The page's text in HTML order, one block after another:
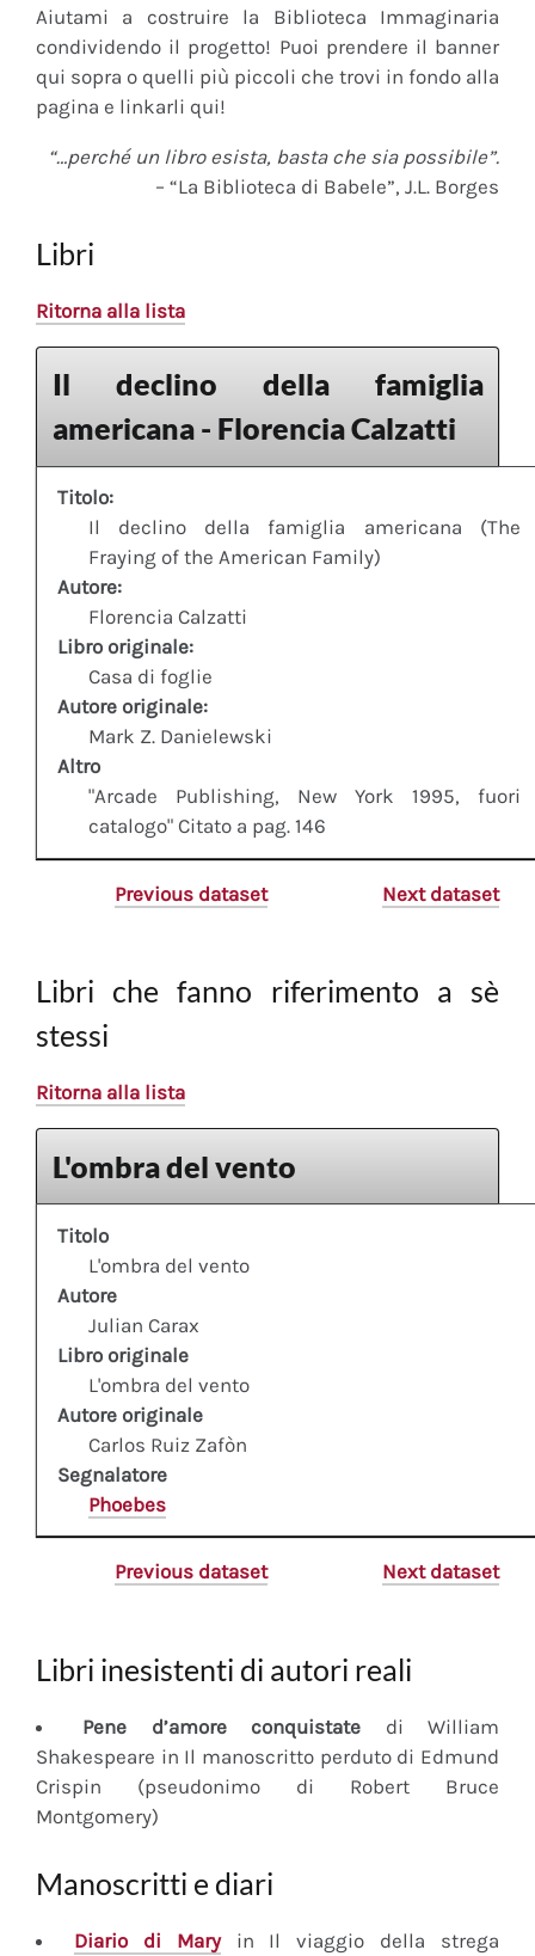
Aiutami a costruire la Biblioteca Immaginaria
condividendo il progetto! Puoi prendere il banner
qui sopra o quelli più piccoli che trovi in fondo alla
pagina e linkarli qui!
“…perché un libro esista, basta che sia possibile”.
– “La Biblioteca di Babele”, J.L. Borges
Libri
Ritorna alla lista
Il declino della famiglia
americana - Florencia Calzatti
Titolo:
Il declino della famiglia americana (The
Fraying of the American Family)
Autore:
Florencia Calzatti
Libro originale:
Casa di foglie
Autore originale:
Mark Z. Danielewski
Altro
"Arcade Publishing, New York 1995, fuori
catalogo" Citato a pag. 146
Previous dataset Next dataset
Libri che fanno riferimento a sè
stessi
Ritorna alla lista
L'ombra del vento
Titolo
L'ombra del vento
Autore
Julian Carax
Libro originale
L'ombra del vento
Autore originale
Carlos Ruiz Zafòn
Segnalatore
Phoebes
Previous dataset Next dataset
Libri inesistenti di autori reali
Pene d’amore conquistate di William
Shakespeare in Il manoscritto perduto di Edmund
Crispin (pseudonimo di Robert Bruce
Montgomery)
Manoscritti e diari
Diariodi Maryin Il viaggio della strega